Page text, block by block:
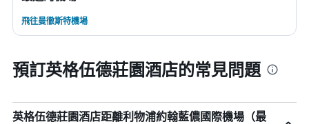
飛往曼徹斯特機場
預訂英格伍德莊園酒店的常見問題
英格伍德莊園酒店距離利物浦約翰藍儂國際機場（最